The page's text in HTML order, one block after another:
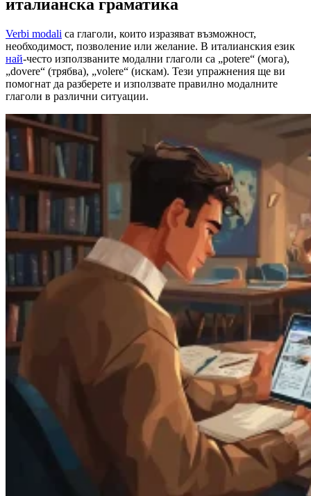
италианска граматика
Verbi modali са глаголи, които изразяват възможност,
необходимост, позволение или желание. В италианския език
най-често използваните модални глаголи са „potere“ (мога),
„dovere“ (трябва), „volere“ (искам). Тези упражнения ще ви
помогнат да разберете и използвате правилно модалните
глаголи в различни ситуации.